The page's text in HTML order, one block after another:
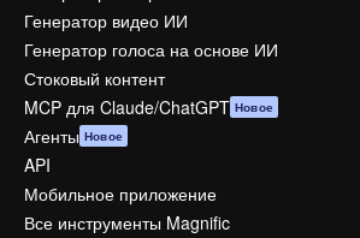
Генератор видео ИИ
Генератор голоса на основе ИИ
Стоковый контент
MCP для Claude/ChatGPT Новое
Агенты Новое
API
Мобильное приложение
Все инструменты Magnific